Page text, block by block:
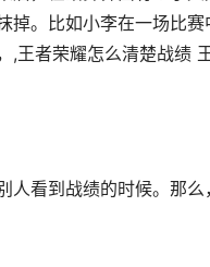
。比如小李在一场比
,王者荣耀怎么清楚战绩
看到战绩的时候。那